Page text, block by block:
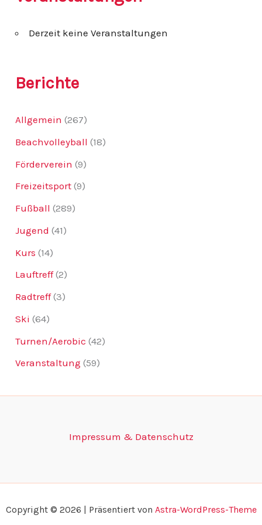
a
Derzeit keine Veranstaltungen
Berichte
Allgemein (267)
Beachvolleyball (18)
Förderverein (9)
Freizeitsport (9)
Fußball (289)
Jugend (41)
Kurs (14)
Lauftreff(2)
Radtreff(3)
Ski (64)
Turnen/Aerobic (42)
Veranstaltung (59)
Impressum & Datenschutz
Copyright © 2026 | Präsentiert von Astra-WordPress-Theme